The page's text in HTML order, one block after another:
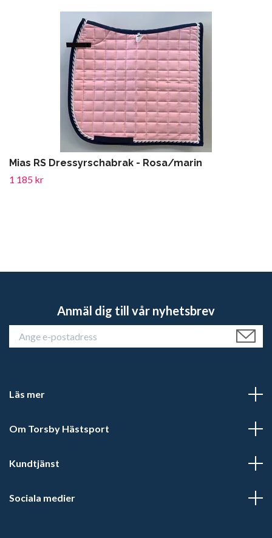
Mias RS Dressyrschabrak - Rosa/marin
1 185 kr
Anmäl dig till vår nyhetsbrev
Läs mer
Om Torsby Hästsport
Kundtjänst
Sociala medier